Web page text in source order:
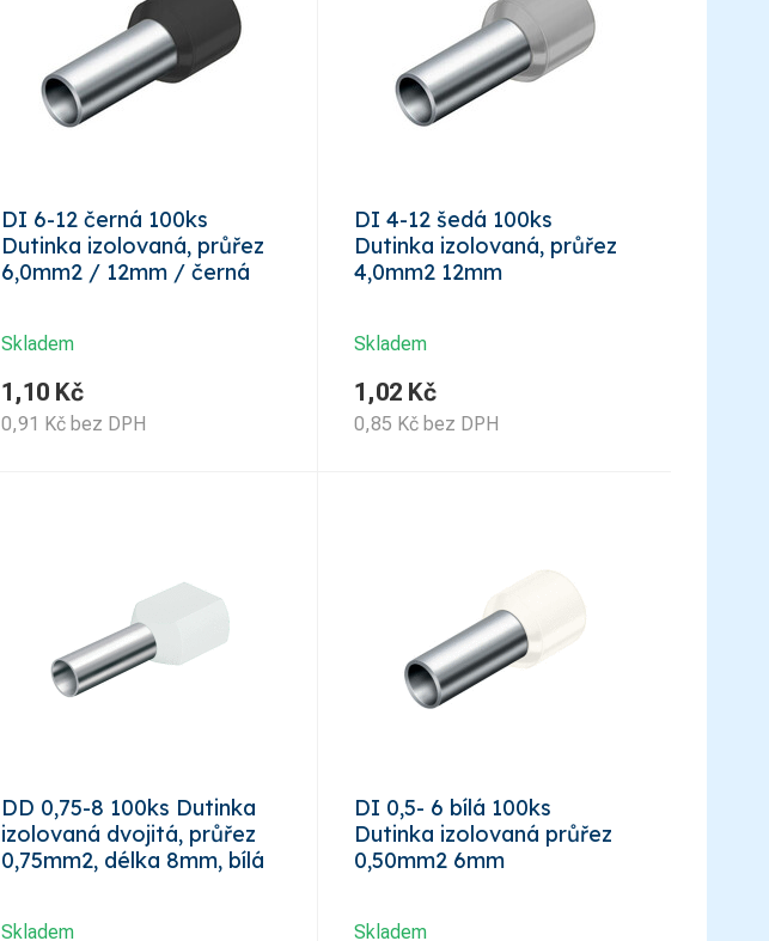
DI 6-12 černá 100ks
Dutinka izolovaná, průřez
6,0mm2 / 12mm / černá
Skladem
1,10 Kč
0,91 Kč bez DPH
DI 4-12 šedá 100ks
Dutinka izolovaná, průřez
4,0mm2 12mm
Skladem
1,02 Kč
0,85 Kč bez DPH
DD 0,75-8 100ks Dutinka
izolovaná dvojitá, průřez
0,75mm2, délka 8mm, bílá
Skladem
DI 0,5- 6 bílá 100ks
Dutinka izolovaná průřez
0,50mm2 6mm
Skladem